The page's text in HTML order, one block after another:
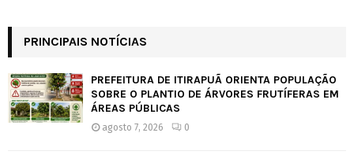
PRINCIPAIS NOTÍCIAS
PREFEITURA DE ITIRAPUÃ ORIENTA POPULAÇÃO
SOBRE O PLANTIO DE ÁRVORES FRUTÍFERAS EM
ÁREAS PÚBLICAS
agosto 7, 2026 0